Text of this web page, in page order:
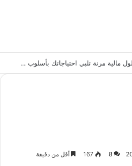
تمويل المدينة المنورة: حلول مالية مرنة تلبي احتياجاتك بأسلوب عصري وآمن
8
167 أقل من دقيقة